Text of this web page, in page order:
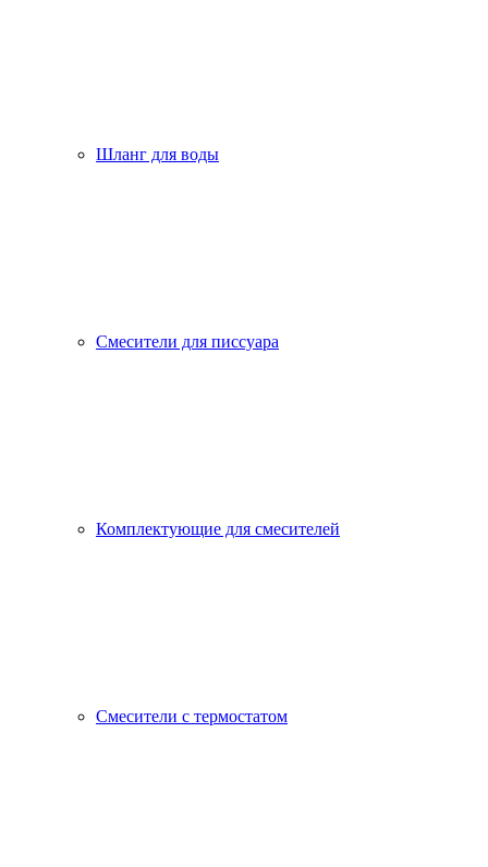
Шланг для воды
Смесители для писсуара
Комплектующие для смесителей
Смесители с термостатом